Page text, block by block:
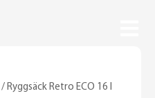
/ Ryggsäck Retro ECO 16 l